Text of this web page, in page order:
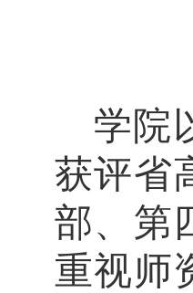
学院
获评省
部、第
重视师